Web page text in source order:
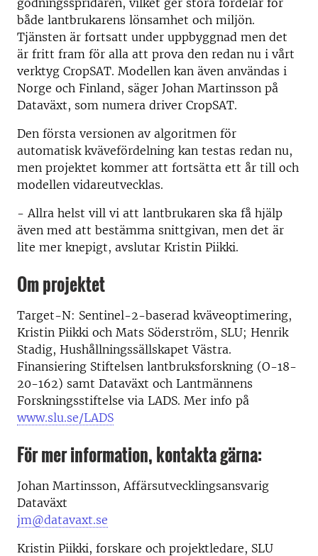
gödningsspridaren, vilket ger stora fördelar för
både lantbrukarens lönsamhet och miljön.
Tjänsten är fortsatt under uppbyggnad men det
är fritt fram för alla att prova den redan nu i vårt
verktyg CropSAT. Modellen kan även användas i
Norge och Finland, säger Johan Martinsson på
Dataväxt, som numera driver CropSAT.
Den första versionen av algoritmen för
automatisk kvävefördelning kan testas redan nu,
men projektet kommer att fortsätta ett år till och
modellen vidareutvecklas.
- Allra helst vill vi att lantbrukaren ska få hjälp
även med att bestämma snittgivan, men det är
lite mer knepigt, avslutar Kristin Piikki.
Om projektet
Target-N: Sentinel-2-baserad kväveoptimering,
Kristin Piikki och Mats Söderström, SLU; Henrik
Stadig, Hushållningssällskapet Västra.
Finansiering Stiftelsen lantbruksforskning (O-18-
20-162) samt Dataväxt och Lantmännens
Forskningsstiftelse via LADS. Mer info på
www.slu.se/LADS
För mer information, kontakta gärna:
Johan Martinsson, Affärsutvecklingsansvarig
Dataväxt
jm@datavaxt.se
Kristin Piikki, forskare och projektledare, SLU